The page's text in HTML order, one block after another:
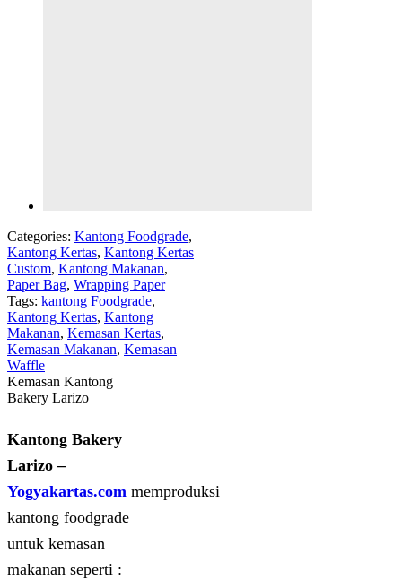
Categories: Kantong Foodgrade,
Kantong Kertas, Kantong Kertas
Custom, Kantong Makanan,
Paper Bag, Wrapping Paper
Tags: kantong Foodgrade,
Kantong Kertas, Kantong
Makanan, Kemasan Kertas,
Kemasan Makanan, Kemasan
Waffle
Kemasan Kantong
Bakery Larizo
Kantong Bakery
Larizo –
Yogyakartas.com memproduksi
kantong foodgrade
untuk kemasan
makanan seperti :